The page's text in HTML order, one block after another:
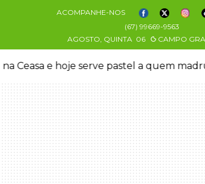
ACOMPANHE-NOS
(67) 99669-9563
AGOSTO, QUINTA 06 CAMPO
Ceasa e hoje serve pastel a quem